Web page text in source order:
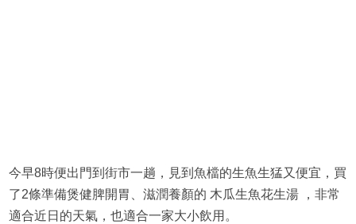
今早8時便出門到街市一趟，見到魚檔的生魚生猛又便宜，買
了2條準備煲健脾開胃、滋潤養顏的 木瓜生魚花生湯 ，非常
適合近日的天氣，也適合一家大小飲用。